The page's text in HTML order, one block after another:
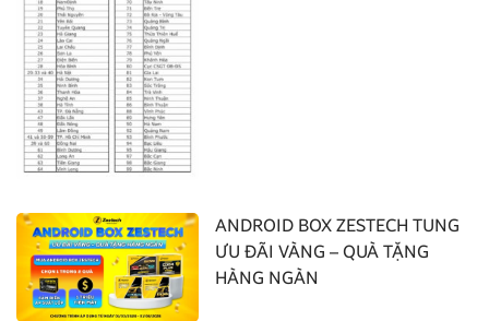
ANDROID BOX ZESTECH TUNG
ƯU ĐÃI VÀNG – QUÀ TẶNG
HÀNG NGÀN